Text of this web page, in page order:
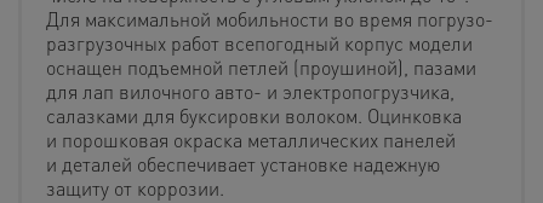
Для максимальной мобильности во время погрузо-
разгрузочных работ всепогодный корпус модели
оснащен подъемной петлей (проушиной), пазами
для лап вилочного авто- и электропогрузчика,
салазками для буксировки волоком. Оцинковка
и порошковая окраска металлических панелей
и деталей обеспечивает установке надежную
защиту от коррозии.